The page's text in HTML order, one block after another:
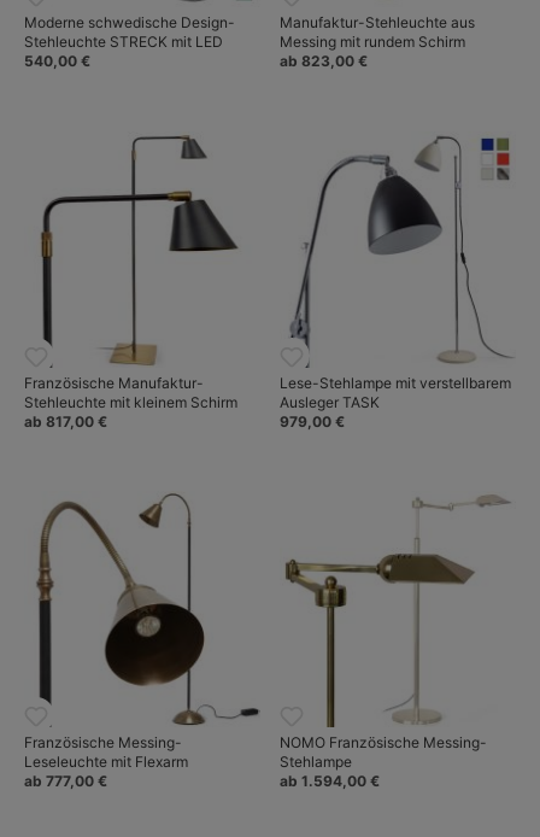
Moderne schwedische Design-
Stehleuchte STRECK mit LED
540,00 €
Manufaktur-Stehleuchte aus
Messing mit rundem Schirm
ab 823,00 €
Französische Manufaktur-
Stehleuchte mit kleinem Schirm
ab 817,00 €
Lese-Stehlampe mit verstellbarem
Ausleger TASK
979,00 €
Französische Messing-
Leseleuchte mit Flexarm
ab 777,00 €
NOMO Französische Messing-
Stehlampe
ab 1.594,00 €